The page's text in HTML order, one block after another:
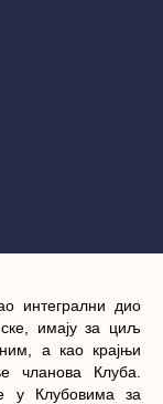
интегрални дио
имају за циљ
а као крајњи
чланова Клуба.
у Клубовима за